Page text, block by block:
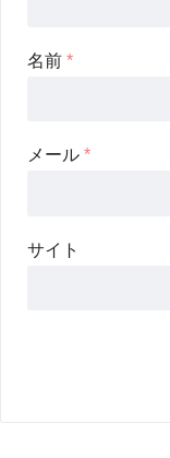
名前 *
メール *
サイト